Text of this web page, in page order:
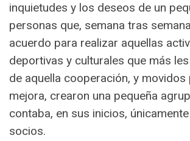
inquietudes y los deseos de un
personas que, semana tras
acuerdo para realizar aquellas
deportivas y culturales que más
de aquella cooperación, y
mejora, crearon una pequeña
contaba, en sus inicios,
socios.